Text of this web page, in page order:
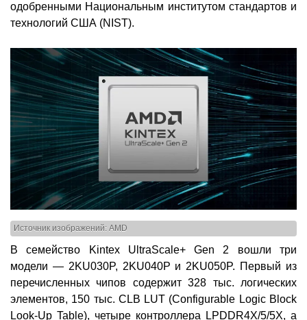
одобренными Национальным институтом стандартов и
технологий США (NIST).
Источник изображений: AMD
В семейство Kintex UltraScale+ Gen 2 вошли три
модели — 2KU030P, 2KU040P и 2KU050P. Первый из
перечисленных чипов содержит 328 тыс. логических
элементов, 150 тыс. CLB LUT (Configurable Logic Block
Look-Up Table), четыре контроллера LPDDR4X/5/5X, а